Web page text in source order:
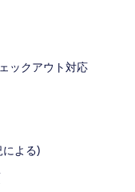
ックアウト対応
による)